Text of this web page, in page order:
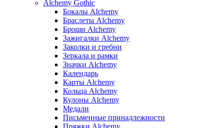
Alchemy Gothic
Бокалы Alchemy
Браслеты Alchemy
Броши Alchemy
Зажигалки Alchemy
Заколки и гребни
Зеркала и рамки
Значки Alchemy
Календарь
Карты Alchemy
Кольца Alchemy
Кулоны Alchemy
Медали
Письменные принадлежности
Пряжки Alchemy